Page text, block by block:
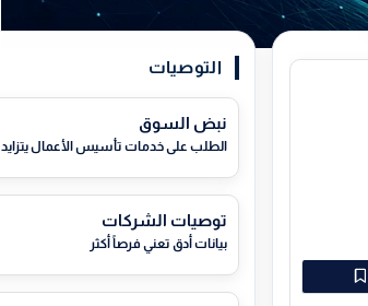
التوصيات
نبض السوق
الطلب على خدمات تأسيس الأعمال يتزايد
توصيات الشركات
بيانات أدق تعني فرصاً أكثر